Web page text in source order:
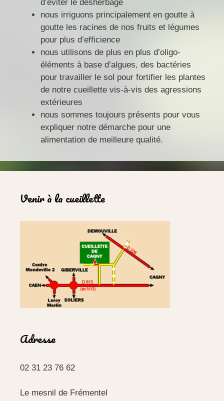
d’éviter le désherbage
nous irriguons principalement en goutte à
goutte les racines de nos fruits et légumes
pour plus d’efficience
nous utilisons de plus en plus d’oligo-
éléments à base d’algues, des bactéries
pour travailler le sol pour fortifier les plantes
de notre cueillette vis-à-vis des agressions
extérieures
nous sommes toujours présents pour vous
expliquer notre démarche pour une
alimentation de meilleure qualité.
Venir à la cueillette
Adresse
02 31 23 76 62
Le mesnil de Frémentel